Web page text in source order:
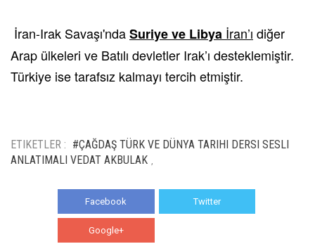
İran-Irak Savaşı'ndaSuriye ve Libya İran’ı diğer
Arap ülkeleri ve Batılı devletler Irak’ı desteklemiştir.
Türkiye ise tarafsız kalmayı tercih etmiştir.
ETIKETLER : #ÇAĞDAŞ TÜRK VE DÜNYA TARIHI DERSI SESLI
ANLATIMALI VEDAT AKBULAK ,
Facebook Twitter
Google+